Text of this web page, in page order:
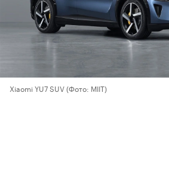
Xiaomi YU7 SUV(Фото: MIIT)